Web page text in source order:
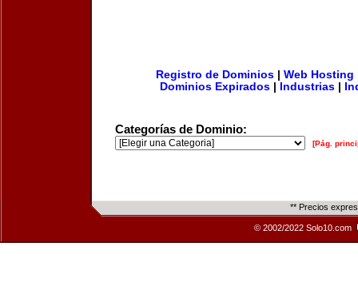
Registro de Dominios| Web Hosting
Dominios Expirados
Industrias
Categorías de Dominio:
[Pág.
** Precios
© 2002/2022 Solo10.com